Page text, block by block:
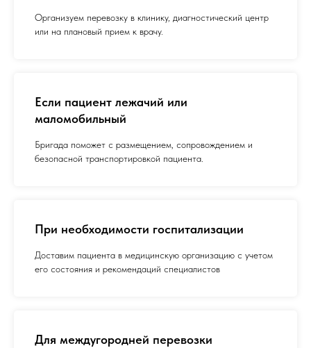
Организуем перевозку в клинику, диагностический центр
или на плановый прием к врачу.
Если пациент лежачий или
маломобильный
Бригада поможет с размещением, сопровождением и
безопасной транспортировкой пациента.
При необходимости госпитализации
Доставим пациента в медицинскую организацию с учетом
его состояния и рекомендаций специалистов
Для междугородней перевозки